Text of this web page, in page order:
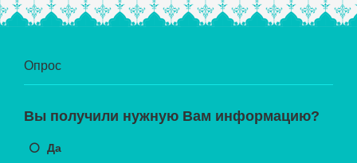
Опрос
Вы получили нужную Вам информацию?
Да